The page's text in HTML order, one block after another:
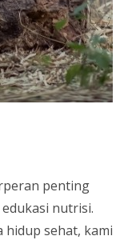
penting
nutrisi.
hidup sehat, kami